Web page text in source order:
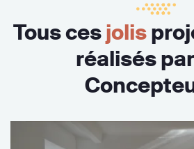
Tous cesjolis
réalisés